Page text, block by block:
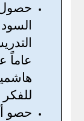
حصول
عاماً
حصو